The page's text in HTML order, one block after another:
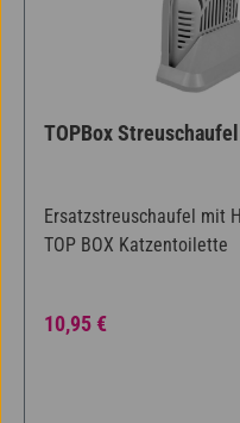
TOPBox
Ersatzstreuschaufel mit
TOP BOX Katzentoilette
Regulärer Preis:
10,95 €